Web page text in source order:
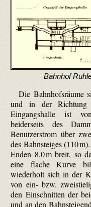
Bahnhof
Die Bahnhofsräume
und in der Richtung
Eingangshalle ist
beiderseits des
Benutzerstrom über
des Bahnsteiges (110
Enden 8,0 m breit, so
eine flache Kurve
wiederholt sich in der
von ein- bzw.
den Einschnitten der
und an den